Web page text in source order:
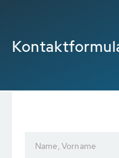
Name, Vorname